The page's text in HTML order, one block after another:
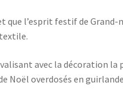
que l’esprit festif de
avec la décoration la
Noël overdosés en